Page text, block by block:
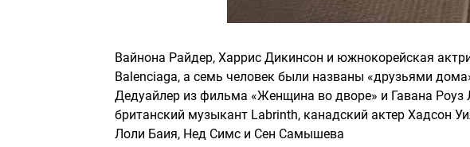
Вайнона Райдер, Харрис Дикинсон и южнокорейская
Balenciaga, а семь человек были названы «друзьями
Дедуайлер из фильма «Женщина во дворе» и Гавана
британский музыкант Labrinth, канадский актер Хадсон
Лоли Баия, Нед Симс и Сен Самышева